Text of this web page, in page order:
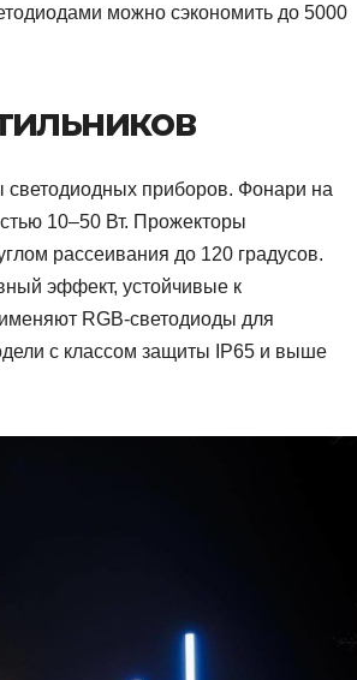
можно сэкономить до 5000
светодиодных приборов. Фонари на
10–50 Вт. Прожекторы
рассеивания до 120 градусов.
эффект, устойчивые к
RGB-светодиоды для
с классом защиты IP65 и выше